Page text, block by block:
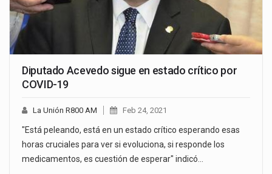
Diputado Acevedo sigue en estado crítico por
COVID-19
La Unión R800 AM Feb 24, 2021
"Está peleando, está en un estado crítico esperando esas
horas cruciales para ver si evoluciona, si responde los
medicamentos, es cuestión de esperar" indicó…